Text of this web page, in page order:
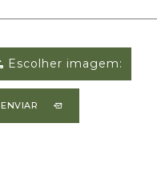
Escolher imagem:
ENVIAR